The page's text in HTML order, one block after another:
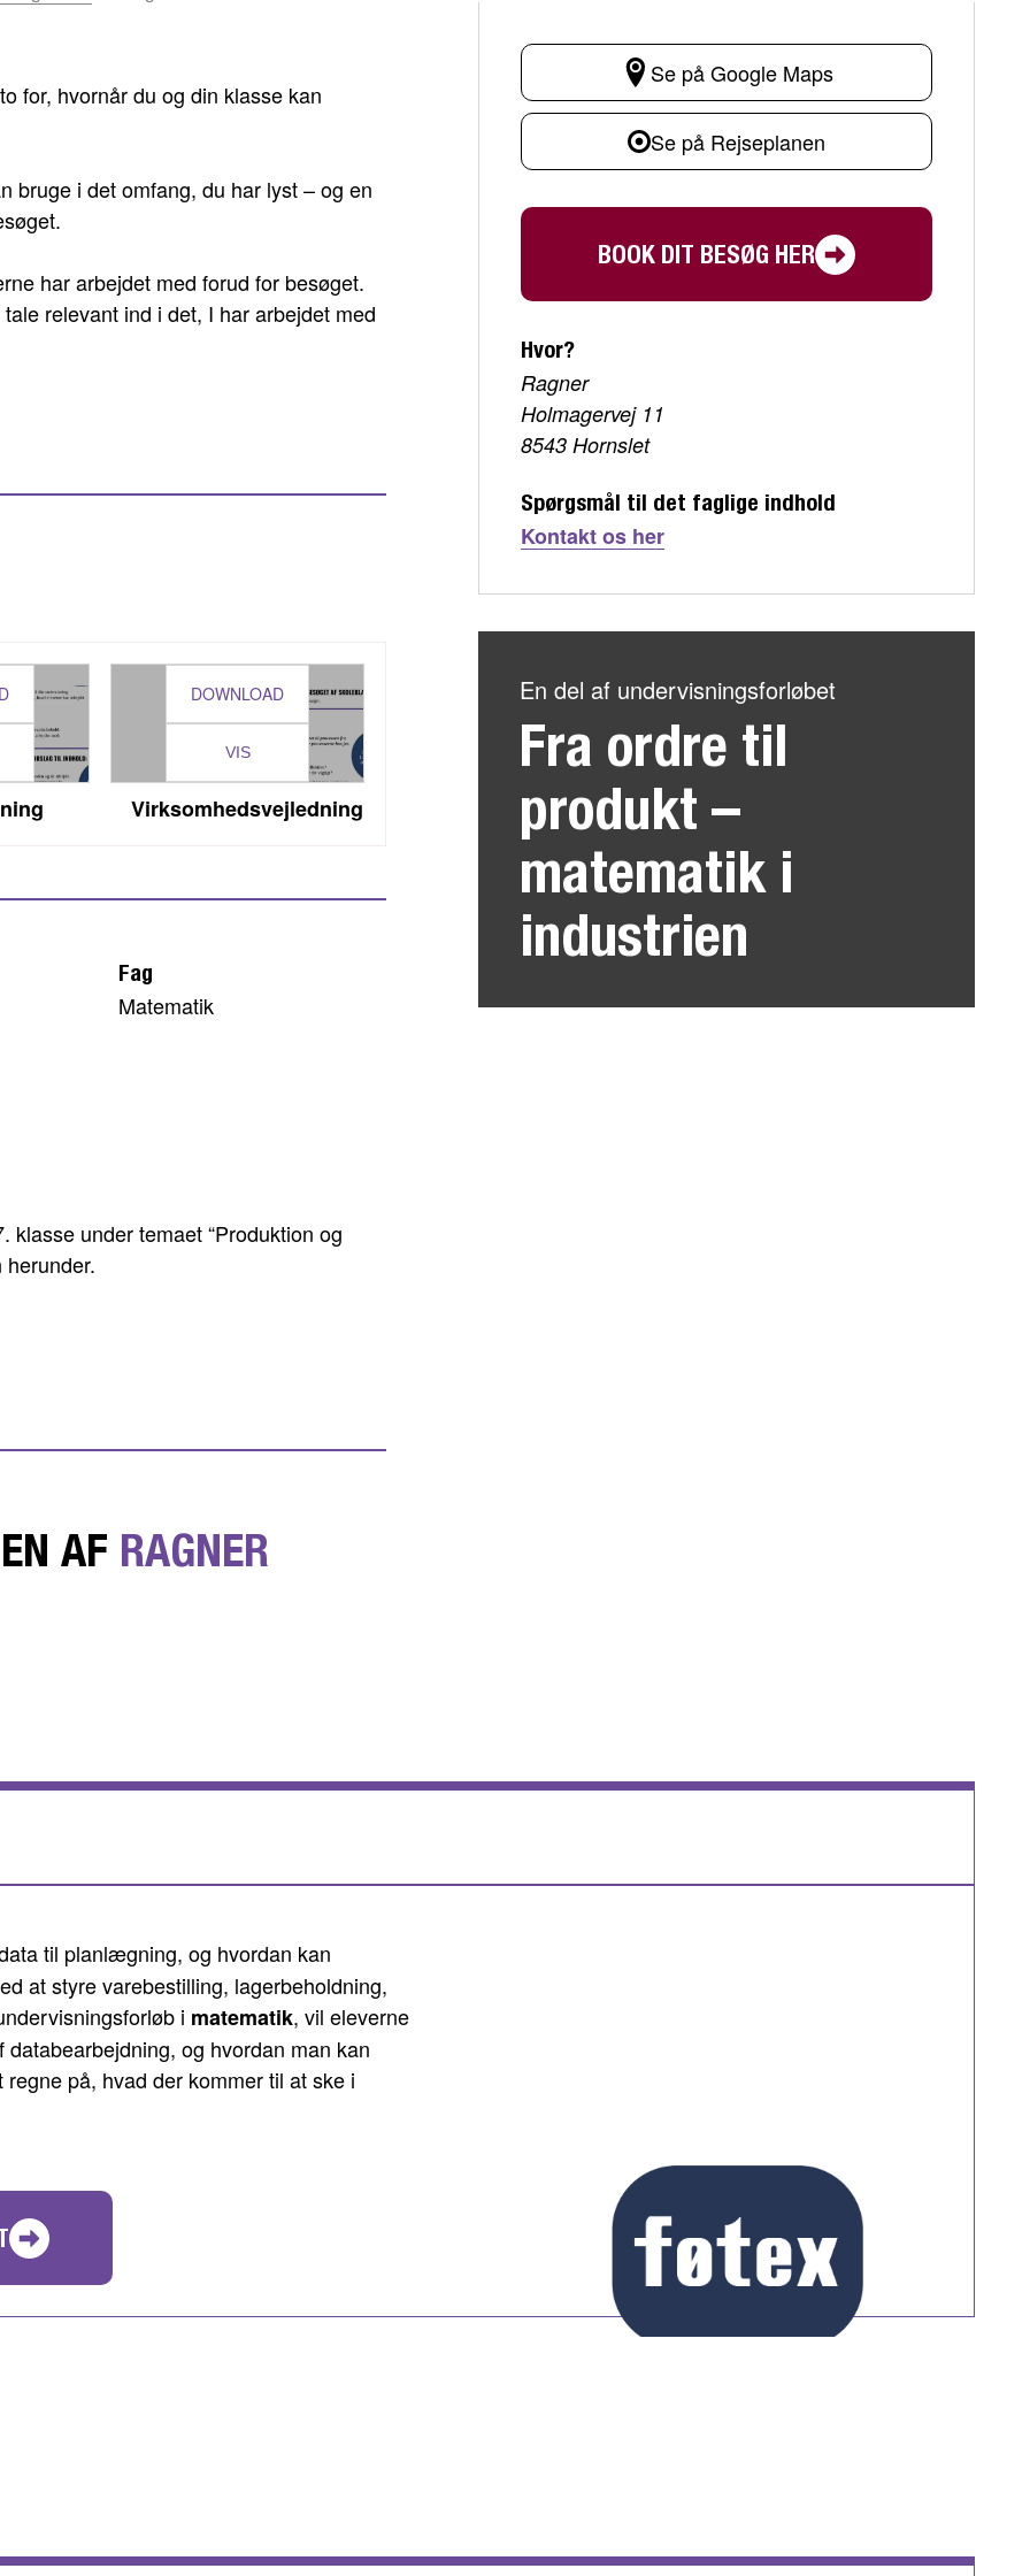
for, hvornår du og din klasse kan
bruge i det omfang, du har lyst – og en
har arbejdet med forud for besøget.
relevant ind i det, I har arbejdet med
DOWNLOAD
VIS
Virksomhedsvejledning
Fag
Matematik
under temaet “Produktion og
Se på Google Maps
Se på Rejseplanen
BOOK DIT BESØG HER
Hvor?
Ragner
Holmagervej 11
8543 Hornslet
Spørgsmål til det faglige indhold
Kontakt os her
En del af undervisningsforløbet
Fra ordre til
produkt –
matematik i
industrien
AF RAGNER
til planlægning, og hvordan kan
at styre varebestilling, lagerbeholdning,
i matematik, vil eleverne
og hvordan man kan
på, hvad der kommer til at ske i